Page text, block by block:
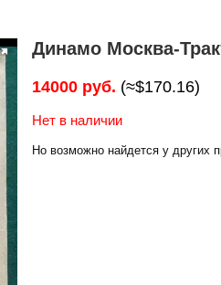
Динамо Москва-
14000 руб. (≈$170.16)
Нет в наличии
Но возможно найдется у других